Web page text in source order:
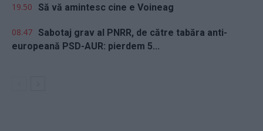
19.50 Să vă amintesc cine e Voineag
08.47 Sabotaj grav al PNRR, de către tabăra anti-
europeană PSD-AUR: pierdem 5...